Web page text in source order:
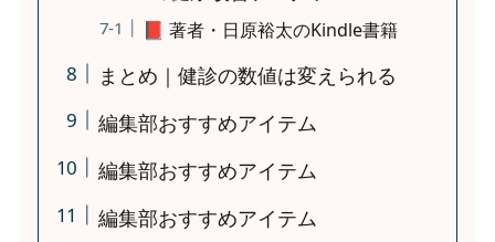
📕 著者・日原裕太のKindle書籍
まとめ｜健診の数値は変えられる
編集部おすすめアイテム
編集部おすすめアイテム
編集部おすすめアイテム